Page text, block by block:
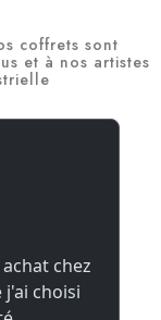
coffrets sont
et à nos artistes